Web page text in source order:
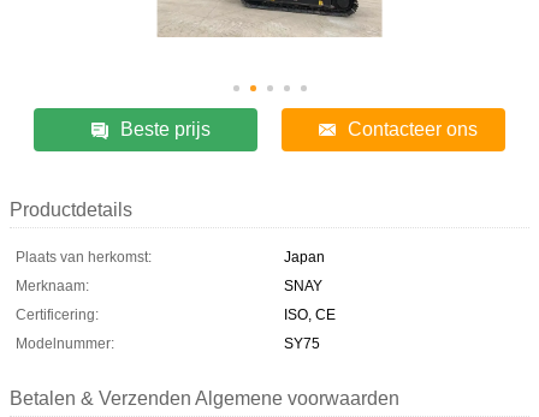
Beste prijs Contacteer ons
Productdetails
Plaats van herkomst:
Japan
Merknaam:
SNAY
Certificering:
ISO, CE
Modelnummer:
SY75
Betalen & Verzenden Algemene voorwaarden